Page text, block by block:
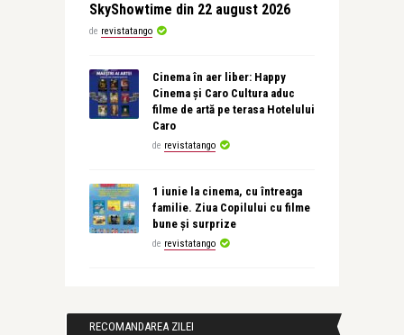
SkyShowtime din 22 august 2026
de revistatango
Cinema în aer liber: Happy
Cinema și Caro Cultura aduc
filme de artă pe terasa Hotelului
Caro
de revistatango
1 iunie la cinema, cu întreaga
familie. Ziua Copilului cu filme
bune și surprize
de revistatango
RECOMANDAREA ZILEI